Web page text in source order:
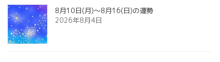
8月10日(月)～8月16(日)の運勢
2026年8月4日